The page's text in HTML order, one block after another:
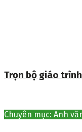
Trọn bộ giáo
Chuyên mục: Anh